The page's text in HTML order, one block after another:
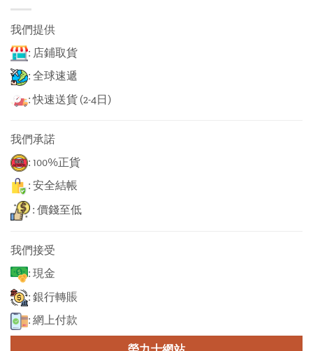
我們提供
: 店鋪取貨
: 全球速遞
: 快速送貨 (2-4日)
我們承諾
: 100%正貨
: 安全結帳
: 價錢至低
我們接受
: 現金
: 銀行轉賬
: 網上付款